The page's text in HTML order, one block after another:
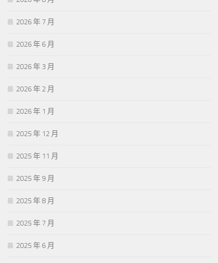
2026 年 7 月
2026 年 6 月
2026 年 3 月
2026 年 2 月
2026 年 1 月
2025 年 12 月
2025 年 11 月
2025 年 9 月
2025 年 8 月
2025 年 7 月
2025 年 6 月